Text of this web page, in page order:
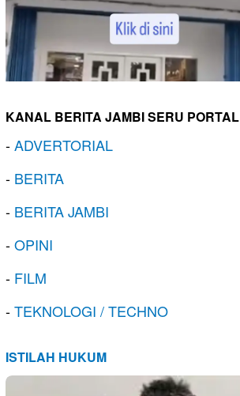
KANAL BERITA JAMBI SERU PORTAL
-ADVERTORIAL
- BERITA
- BERITA JAMBI
-OPINI
- FILM
-TEKNOLOGI / TECHNO
ISTILAH HUKUM